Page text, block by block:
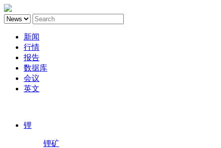
新闻
行情
报告
数据库
会议
英文
锂
锂矿